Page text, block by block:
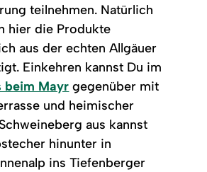
teilnehmen. Natürlich
hier die Produkte
aus der echten Allgäuer
Einkehren kannst Du im
beim Mayr gegenüber mit
und heimischer
aus kannst
hinunter in
ins Tiefenberger